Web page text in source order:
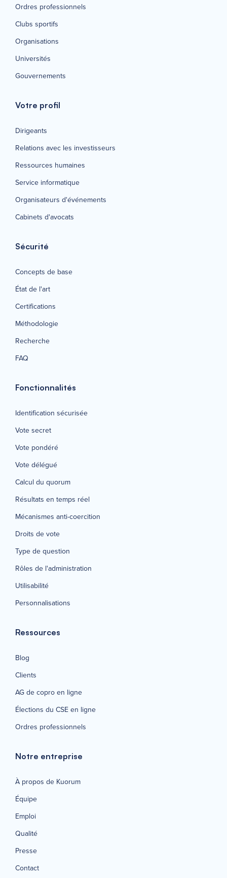
Ordres professionnels
Clubs sportifs
Organisations
Universités
Gouvernements
Votre profil
Dirigeants
Relations avec les investisseurs
Ressources humaines
Service informatique
Organisateurs d'événements
Cabinets d'avocats
Sécurité
Concepts de base
État de l'art
Certifications
Méthodologie
Recherche
FAQ
Fonctionnalités
Identification sécurisée
Vote secret
Vote pondéré
Vote délégué
Calcul du quorum
Résultats en temps réel
Mécanismes anti-coercition
Droits de vote
Type de question
Rôles de l'administration
Utilisabilité
Personnalisations
Ressources
Blog
Clients
AG de copro en ligne
Élections du CSE en ligne
Ordres professionnels
Notre entreprise
À propos de Kuorum
Équipe
Emploi
Qualité
Presse
Contact